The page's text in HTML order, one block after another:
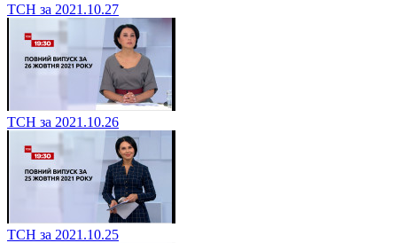
ТСН за 2021.10.27
ТСН за 2021.10.26
ТСН за 2021.10.25